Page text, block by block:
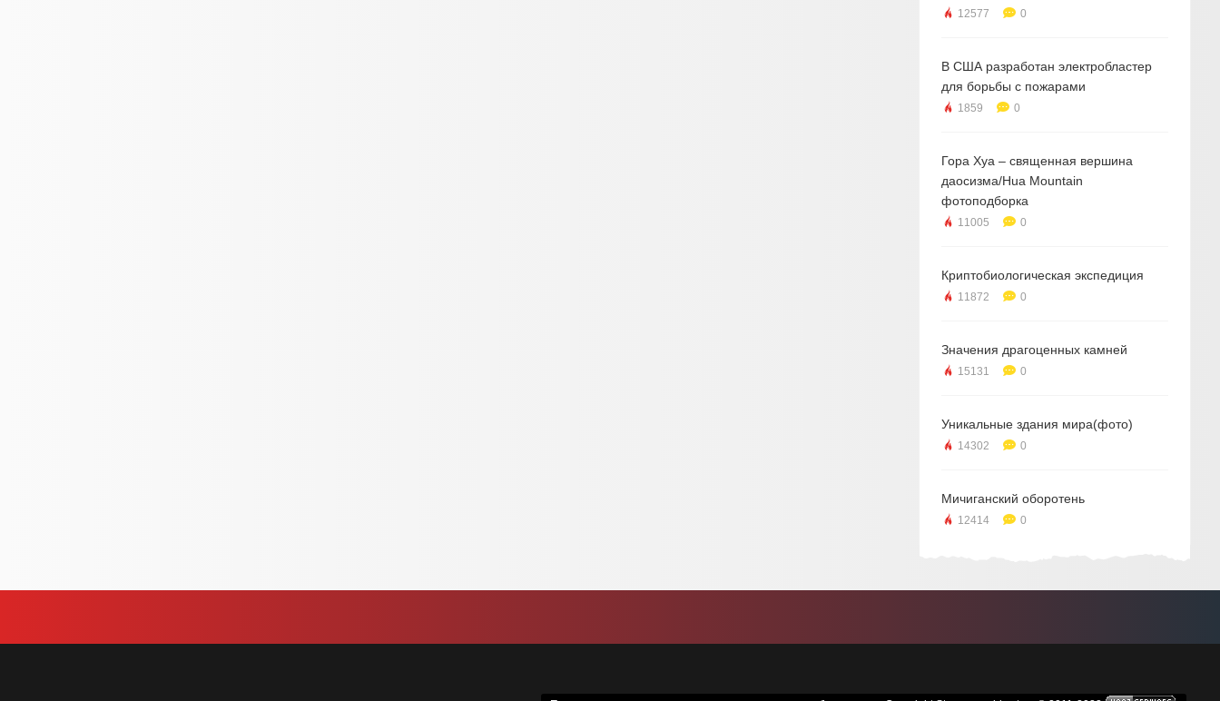
12577 0
В США разработан электробластер
для борьбы с пожарами
1859 0
Гора Хуа – священная вершина
даосизма/Hua Mountain
фотоподборка
11005 0
Криптобиологическая экспедиция
11872 0
Значения драгоценных камней
15131 0
Уникальные здания мира(фото)
14302 0
Мичиганский оборотень
12414 0